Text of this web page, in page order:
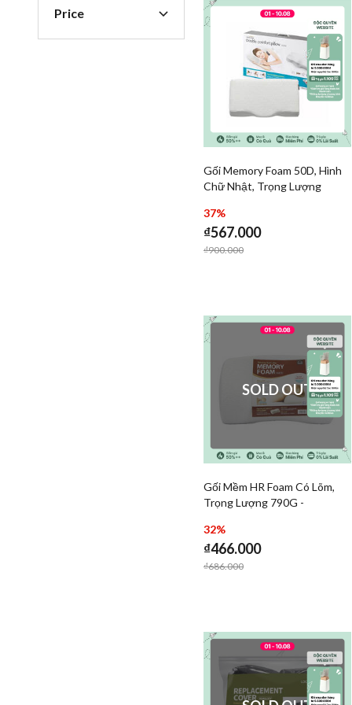
Price
Add Gối Memory
Add
Gối Memory Foam 50D, Hình
Chữ Nhật, Trọng Lượng
Màu Trắng - Lock&Lock -
HLW114
37%
₫567.000
Price reduced from
₫900.000to
SOLD OUT
Add Gối Mềm HR
Add
Gối Mềm HR Foam Có Lõm,
Trọng Lượng 790G -
- LocknLock - HLW115
32%
₫466.000
Price reduced from
₫686.000to